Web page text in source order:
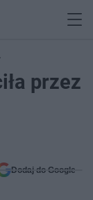
przez
Dodaj do Google